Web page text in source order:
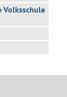
Volksschule